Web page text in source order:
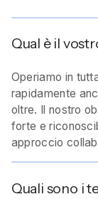
Qual è il
Operiamo in
rapidamente
oltre. Il nostro
forte e
approccio
Quali sono i